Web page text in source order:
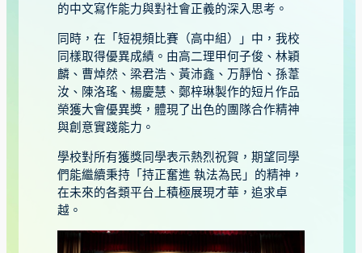
的中文寫作能力與對社會正義的深入思考。
同時，在「短視頻比賽（高中組）」中，我校
同樣取得優異成績。由高二理甲何子俊、林穎
麟、曹焯然、梁君浩、黃沛鑫、万靜怡、孫葦
汝、陳洛瑤、楊慶慧、鄭梓琳製作的短片作品
榮獲大會優異獎，體現了出色的團隊合作精神
與創意實踐能力。
學校對所有獲獎同學表示熱烈祝賀，期望同學
們能繼續秉持「持正奮進 執法為民」的精神，
在未來的各類平台上積極展現才華，追求卓
越。